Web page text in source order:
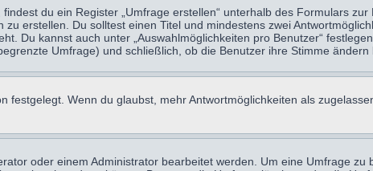
du ein Register „Umfrage erstellen“ unterhalb des Formulars
erstellen. Du solltest einen Titel und mindestens zwei
Du kannst auch unter „Auswahlmöglichkeiten pro Benutzer“
Umfrage) und schließlich, ob die Benutzer ihre Stimme ändern
Wenn du glaubst, mehr Antwortmöglichkeiten als
oder einem Administrator bearbeitet werden. Um eine Umfrage zu